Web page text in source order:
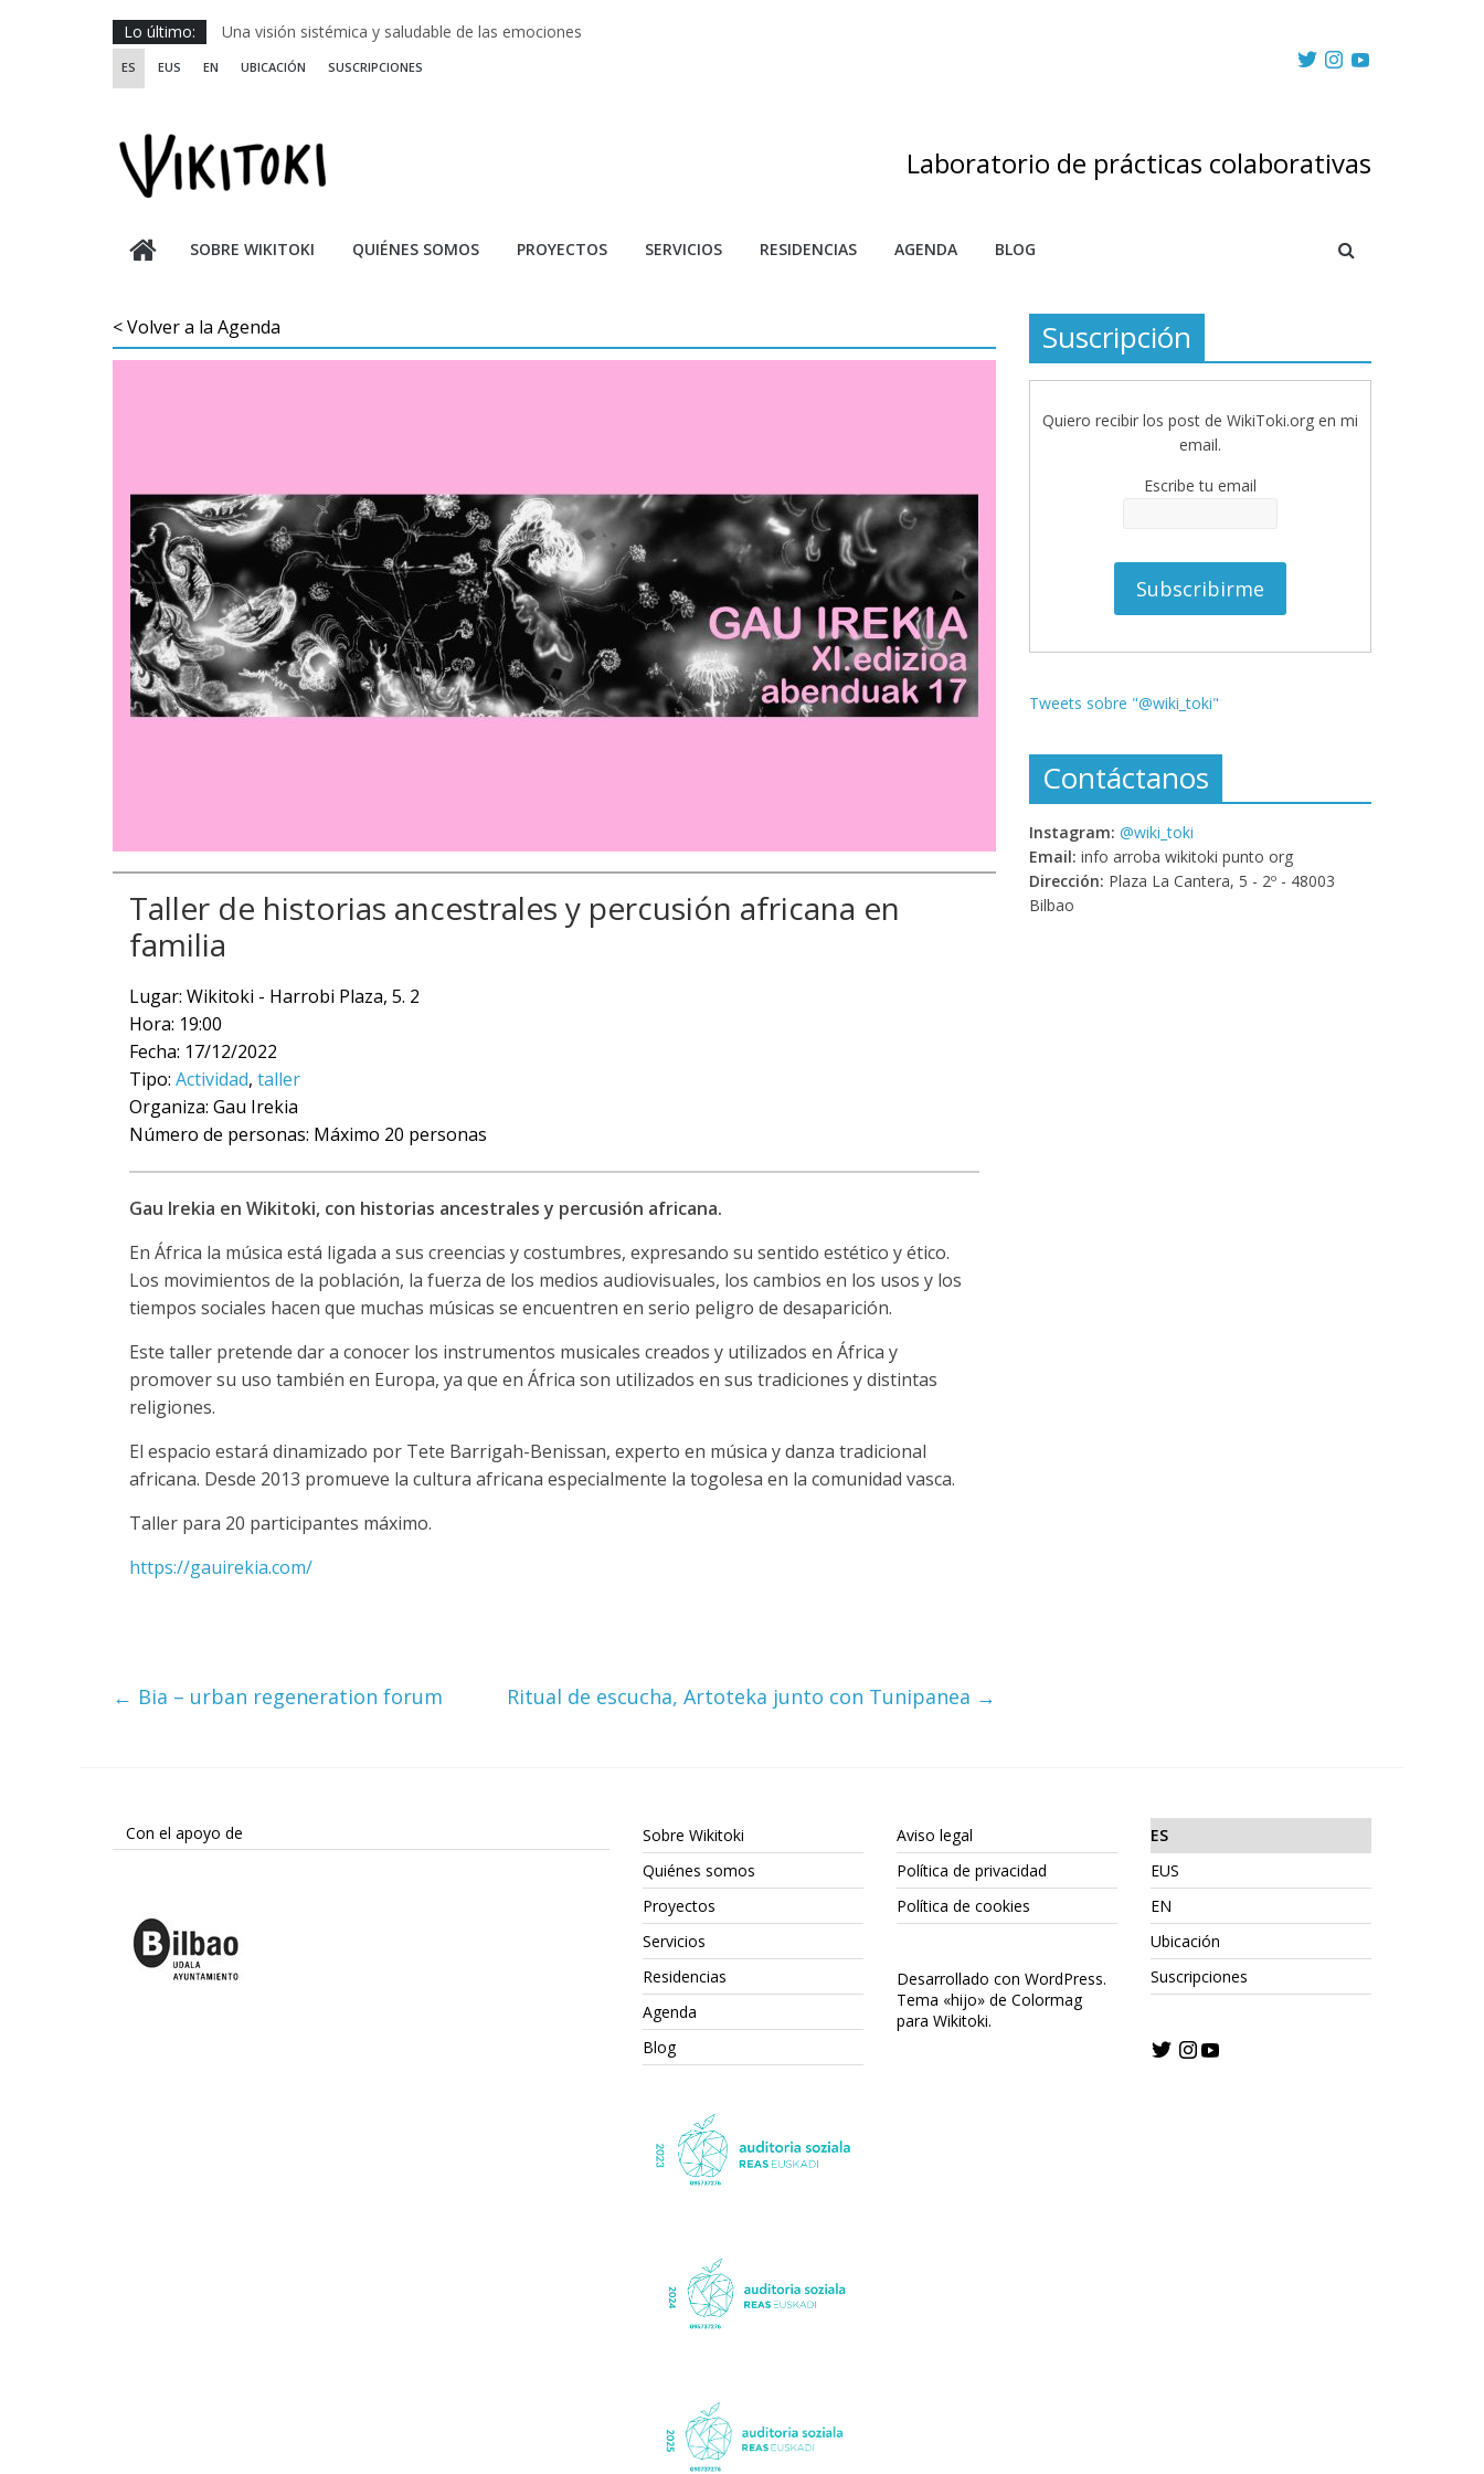
Saltar
contenido
Lo último:
Una visión sistémica y saludable de las emociones
Investigando y haciendo desde-con las artes
ES EUS EN UBICACIÓN SUSCRIPCIONES
Laboratorio de prácticas colaborativas
SOBRE WIKITOKI QUIÉNES SOMOS PROYECTOS SERVICIOS RESIDENCIAS AGENDA BLOG
< Volver a la Agenda
Taller de historias ancestrales y percusión africana en
familia
Lugar: Wikitoki - Harrobi Plaza, 5. 2
Hora: 19:00
Fecha: 17/12/2022
Tipo: Actividad, taller
Organiza: Gau Irekia
Número de personas: Máximo 20 personas
Gau Irekia en Wikitoki, con historias ancestrales y percusión africana.
En África la música está ligada a sus creencias y costumbres, expresando su sentido estético y ético.
Los movimientos de la población, la fuerza de los medios audiovisuales, los cambios en los usos y los
tiempos sociales hacen que muchas músicas se encuentren en serio peligro de desaparición.
Este taller pretende dar a conocer los instrumentos musicales creados y utilizados en África y
promover su uso también en Europa, ya que en África son utilizados en sus tradiciones y distintas
religiones.
El espacio estará dinamizado por Tete Barrigah-Benissan, experto en música y danza tradicional
africana. Desde 2013 promueve la cultura africana especialmente la togolesa en la comunidad vasca.
Taller para 20 participantes máximo.
https://gauirekia.com/
← Bia – urban regeneration forum Ritual de escucha, Artoteka junto con Tunipanea →
Suscripción
Quiero recibir los post de WikiToki.org en mi
email.
Escribe tu email
Tweets sobre "@wiki_toki"
Contáctanos
Instagram: @wiki_toki
Email: info arroba wikitoki punto org
Dirección: Plaza La Cantera, 5 - 2º - 48003
Bilbao
Con el apoyo de
Sobre Wikitoki
Quiénes somos
Proyectos
Servicios
Residencias
Agenda
Blog
Aviso legal
Política de privacidad
Política de cookies
Desarrollado con WordPress.
Tema «hijo» de Colormag
para Wikitoki.
ES
EUS
EN
Ubicación
Suscripciones